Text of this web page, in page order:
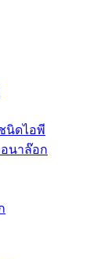
นิดไอพี
นาล๊อก